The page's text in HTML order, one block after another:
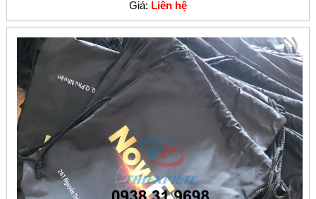
Giá: Liên hệ